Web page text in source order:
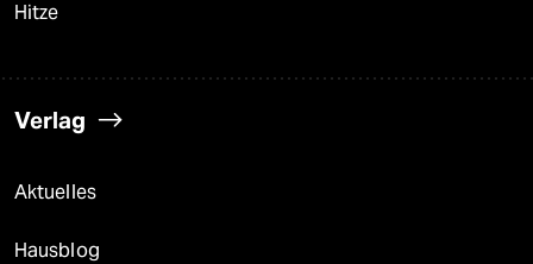
Hitze
Verlag
Aktuelles
Hausblog